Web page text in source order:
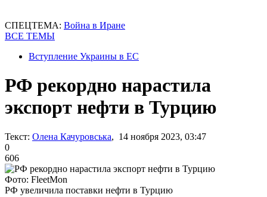
СПЕЦТЕМА: Война в Иране
ВСЕ ТЕМЫ
Вступление Украины в ЕС
РФ рекордно нарастила
экспорт нефти в Турцию
Текст: Олена Качуровська, 14 ноября 2023, 03:47
0
606
Фото: FleetMon
РФ увеличила поставки нефти в Турцию